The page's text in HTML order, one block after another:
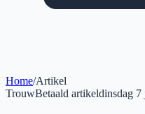
Home/Artikel
TrouwBetaald artikeldinsdag